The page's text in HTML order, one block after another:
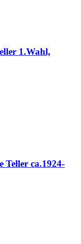
1.Wahl,
Teller ca.1924-